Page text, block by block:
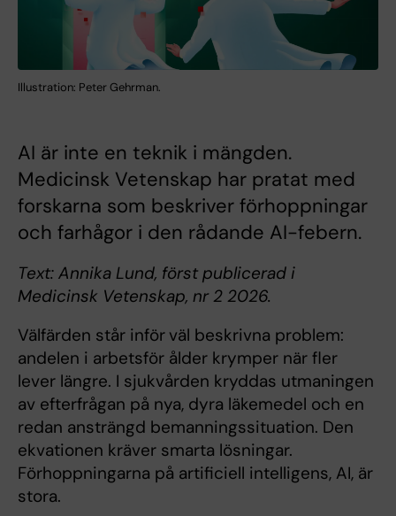
Illustration: Peter Gehrman.
AI är inte en teknik i mängden.
Medicinsk Vetenskap har pratat med
forskarna som beskriver förhoppningar
och farhågor i den rådande AI-febern.
Text: Annika Lund, först publicerad i
Medicinsk Vetenskap, nr 2 2026.
Välfärden står inför väl beskrivna problem:
andelen i arbetsför ålder krymper när fler
lever längre. I sjukvården kryddas utmaningen
av efterfrågan på nya, dyra läkemedel och en
redan ansträngd bemanningssituation. Den
ekvationen kräver smarta lösningar.
Förhoppningarna på artificiell intelligens, AI, är
stora.